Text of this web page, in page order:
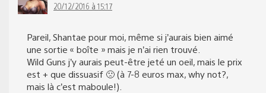
20/12/2016 à 15:17
Pareil, Shantae pour moi, même si j’aurais bien aimé
une sortie « boîte » mais je n’ai rien trouvé.
Wild Guns j’y aurais peut-être jeté un oeil, mais le prix
est + que dissuasif 🙁 (à 7-8 euros max, why not?,
mais là c’est maboule!).